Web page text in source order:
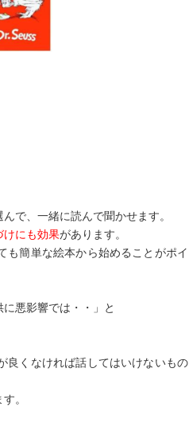
で、一緒に読んで聞かせます。
けにも効果があります。
も簡単な絵本から始めることがポイ
悪影響では・・」と
良くなければ話してはいけないもの
。